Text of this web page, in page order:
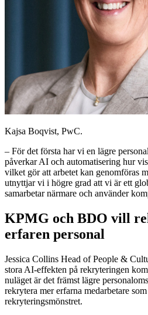
Kajsa Boqvist, PwC.
– För det första har vi en lägre
påverkar AI och automatisering hur
vilket gör att arbetet kan genomföras
utnyttjar vi i högre grad att vi är ett
samarbetar närmare och använder
KPMG och BDO vill
erfaren personal
Jessica Collins Head of People &
stora AI-effekten på rekryteringen
nuläget är det främst lägre
rekrytera mer erfarna medarbetare
rekryteringsmönstret.